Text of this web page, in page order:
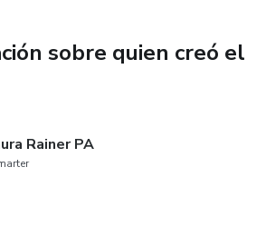
sobre quien creó el
Rainer PA